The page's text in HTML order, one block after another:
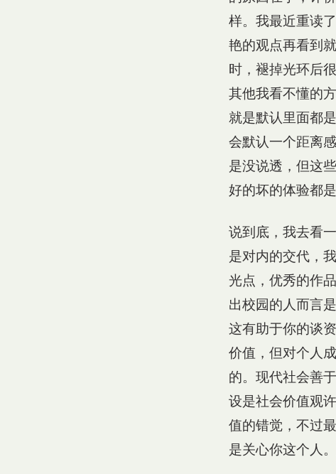
样。我最近重读
艳的观点再看到
时，褪掉光环后
其他我看不懂的
就是默认里面都
会默认一个距离
是没说透，但这
好的坏的体验都是
说到底，我去看
是对内的交代，
光点，优秀的作
出校园的人而言
这有助于你的谈
价值，但对个人
的。现代社会善
设是社会价值观
值的错觉，不过
是关心你这个人